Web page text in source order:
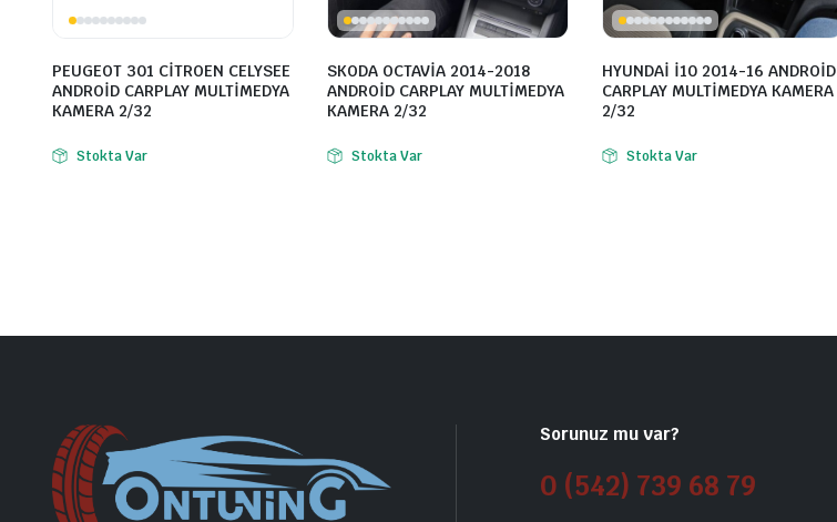
PEUGEOT 301 CİTROEN CELYSEE
ANDROİD CARPLAY MULTİMEDYA
KAMERA 2/32
Stokta Var
SKODA OCTAVİA 2014-2018
ANDROİD CARPLAY MULTİMEDYA
KAMERA 2/32
Stokta Var
HYUNDAİ İ10 2014-16 ANDROİD
CARPLAY MULTİMEDYA KAMERA
2/32
Stokta Var
Sorunuz mu var?
0 (542) 739 68 79